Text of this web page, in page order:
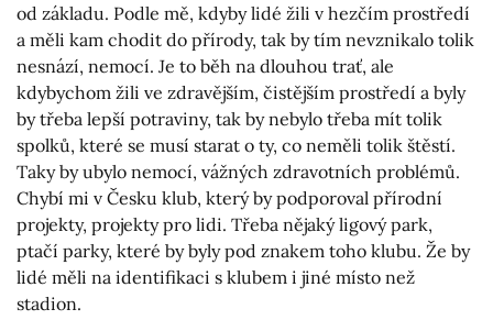
od základu. Podle mě, kdyby lidé žili v hezčím prostředí
a měli kam chodit do přírody, tak by tím nevznikalo tolik
nesnází, nemocí. Je to běh na dlouhou trať, ale
kdybychom žili ve zdravějším, čistějším prostředí a byly
by třeba lepší potraviny, tak by nebylo třeba mít tolik
spolků, které se musí starat o ty, co neměli tolik štěstí.
Taky by ubylo nemocí, vážných zdravotních problémů.
Chybí mi v Česku klub, který by podporoval přírodní
projekty, projekty pro lidi. Třeba nějaký ligový park,
ptačí parky, které by byly pod znakem toho klubu. Že by
lidé měli na identifikaci s klubem i jiné místo než
stadion.